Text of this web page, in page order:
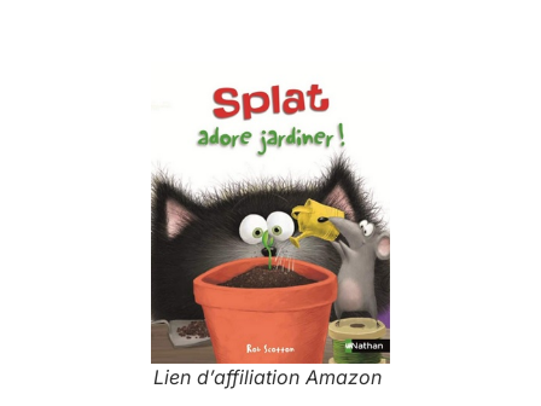
Lien d’affiliation Amazon